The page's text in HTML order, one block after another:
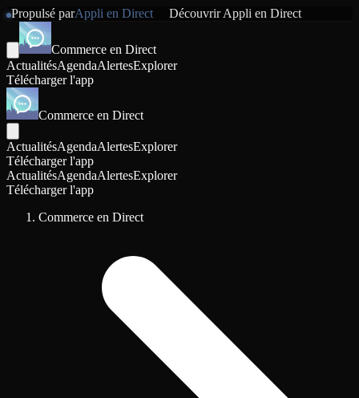
Propulsé parAppli en Direct DécouvrirAppli en Direct
Commerce en Direct
ActualitésAgendaAlertesExplorer
Télécharger l'app
Commerce en Direct
ActualitésAgendaAlertesExplorer
Télécharger l'app
ActualitésAgendaAlertesExplorer
Télécharger l'app
Commerce en Direct